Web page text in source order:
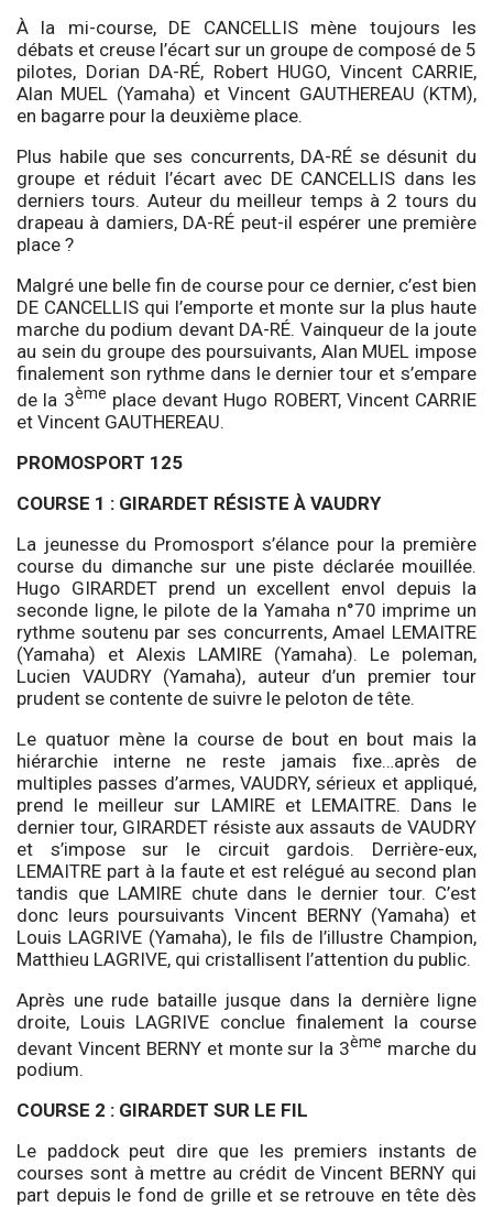
À la mi-course, DE CANCELLIS mène toujours les
débats et creuse l’écart sur un groupe de composé de 5
pilotes, Dorian DA-RÉ, Robert HUGO, Vincent CARRIE,
Alan MUEL (Yamaha) et Vincent GAUTHEREAU (KTM),
en bagarre pour la deuxième place.
Plus habile que ses concurrents, DA-RÉ se désunit du
groupe et réduit l’écart avec DE CANCELLIS dans les
derniers tours. Auteur du meilleur temps à 2 tours du
drapeau à damiers, DA-RÉ peut-il espérer une première
place ?
Malgré une belle fin de course pour ce dernier, c’est bien
DE CANCELLIS qui l’emporte et monte sur la plus haute
marche du podium devant DA-RÉ. Vainqueur de la joute
au sein du groupe des poursuivants, Alan MUEL impose
finalement son rythme dans le dernier tour et s’empare
de la 3ème place devant Hugo ROBERT, Vincent CARRIE
et Vincent GAUTHEREAU.
PROMOSPORT 125
COURSE 1 : GIRARDET RÉSISTE À VAUDRY
La jeunesse du Promosport s’élance pour la première
course du dimanche sur une piste déclarée mouillée.
Hugo GIRARDET prend un excellent envol depuis la
seconde ligne, le pilote de la Yamaha n°70 imprime un
rythme soutenu par ses concurrents, Amael LEMAITRE
(Yamaha) et Alexis LAMIRE (Yamaha). Le poleman,
Lucien VAUDRY (Yamaha), auteur d’un premier tour
prudent se contente de suivre le peloton de tête.
Le quatuor mène la course de bout en bout mais la
hiérarchie interne ne reste jamais fixe…après de
multiples passes d’armes, VAUDRY, sérieux et appliqué,
prend le meilleur sur LAMIRE et LEMAITRE. Dans le
dernier tour, GIRARDET résiste aux assauts de VAUDRY
et s’impose sur le circuit gardois. Derrière-eux,
LEMAITRE part à la faute et est relégué au second plan
tandis que LAMIRE chute dans le dernier tour. C’est
donc leurs poursuivants Vincent BERNY (Yamaha) et
Louis LAGRIVE (Yamaha), le fils de l’illustre Champion,
Matthieu LAGRIVE, qui cristallisent l’attention du public.
Après une rude bataille jusque dans la dernière ligne
droite, Louis LAGRIVE conclue finalement la course
devant Vincent BERNY et monte sur la 3ème marche du
podium.
COURSE 2 : GIRARDET SUR LE FIL
Le paddock peut dire que les premiers instants de
courses sont à mettre au crédit de Vincent BERNY qui
part depuis le fond de grille et se retrouve en tête dès